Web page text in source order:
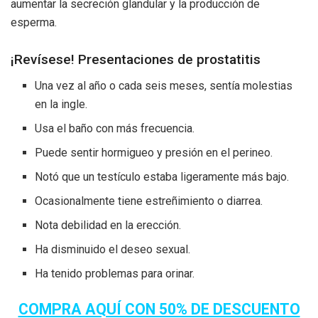
aumentar la secreción glandular y la producción de
esperma.
¡Revísese! Presentaciones de prostatitis
Una vez al año o cada seis meses, sentía molestias
en la ingle.
Usa el baño con más frecuencia.
Puede sentir hormigueo y presión en el perineo.
Notó que un testículo estaba ligeramente más bajo.
Ocasionalmente tiene estreñimiento o diarrea.
Nota debilidad en la erección.
Ha disminuido el deseo sexual.
Ha tenido problemas para orinar.
COMPRA AQUÍ CON 50% DE DESCUENTO